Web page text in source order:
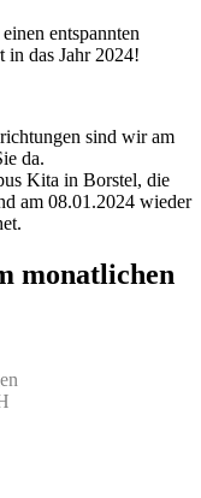
entspannten
in das Jahr 2024!
sind wir am
da.
Kita in Borstel, die
am 08.01.2024 wieder
monatlichen